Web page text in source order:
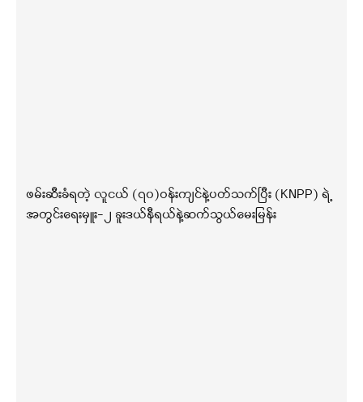
ဖမ်းဆီးခံရတဲ့ လူငယ် (၇၀)ဝန်းကျင်နဲ့ပတ်သက်ပြီး (KNPP) ရဲ့
အတွင်းရေးမှူး-၂ ခူးဒယ်နီရယ်နဲ့ဆက်သွယ်မေးမြန်း